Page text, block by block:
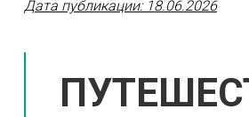
Дата публикации: 18.06.2026